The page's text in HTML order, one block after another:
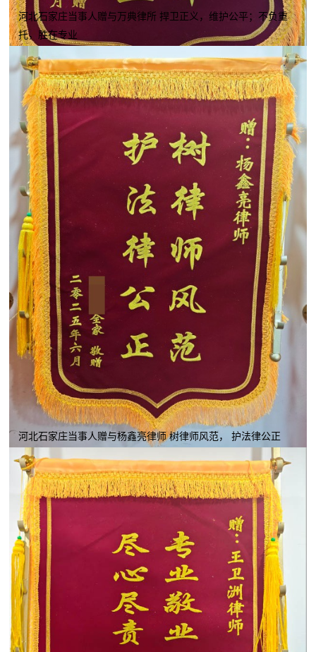
河北石家庄当事人赠与万典律所 捍卫正义，维护公平；不负重
托，胜在专业
河北石家庄当事人赠与杨鑫亮律师 树律师风范， 护法律公正